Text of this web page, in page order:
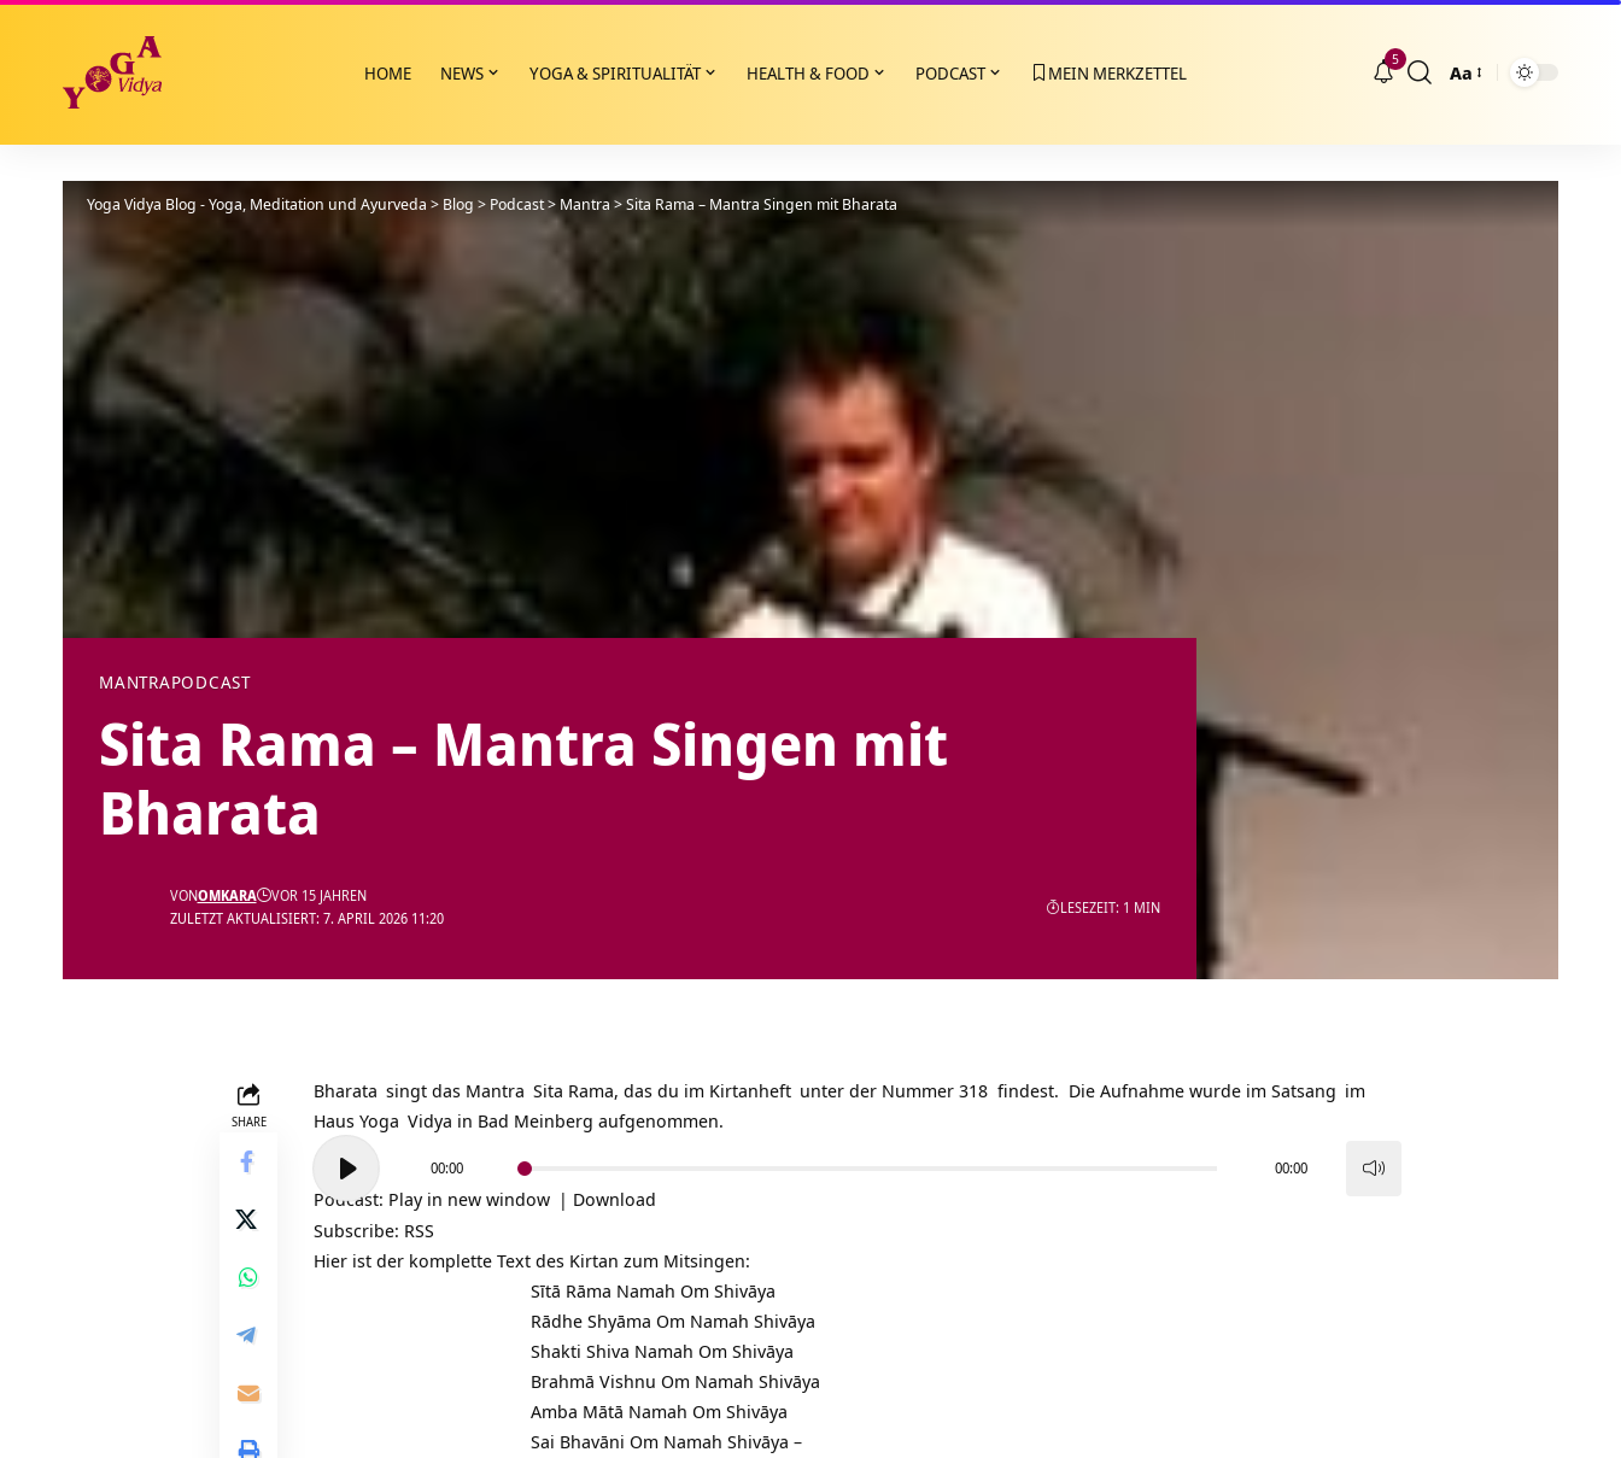
HOME NEWS YOGA & SPIRITUALITÄT HEALTH & FOOD PODCAST MEIN MERKZETTEL
5
Größenänderung
Aa
Yoga Vidya Blog - Yoga, Meditation und Ayurveda > Blog > Podcast> Mantra >Sita Rama – Mantra Singen mit Bharata
MANTRAPODCAST
Sita Rama – Mantra Singen mit
Bharata
ZULETZT AKTUALISIERT: 7. APRIL 2026 11:20
VONOMKARA VOR 15 JAHREN
LESEZEIT: 1 MIN
SHARE
Bharata singt das Mantra Sita Rama, das du im Kirtanheft unter der Nummer 318 findest. Die Aufnahme wurde im Satsang im
Haus Yoga Vidya in Bad Meinberg aufgenommen.
Audio-
Player
00:00 00:00
Podcast: Play in new window | Download
Subscribe: RSS
Hier ist der komplette Text des Kirtan zum Mitsingen:
Sītā Rāma Namah Om Shivāya
Rādhe Shyāma Om Namah Shivāya
Shakti Shiva Namah Om Shivāya
Brahmā Vishnu Om Namah Shivāya
Amba Mātā Namah Om Shivāya
Sai Bhavāni Om Namah Shivāya –